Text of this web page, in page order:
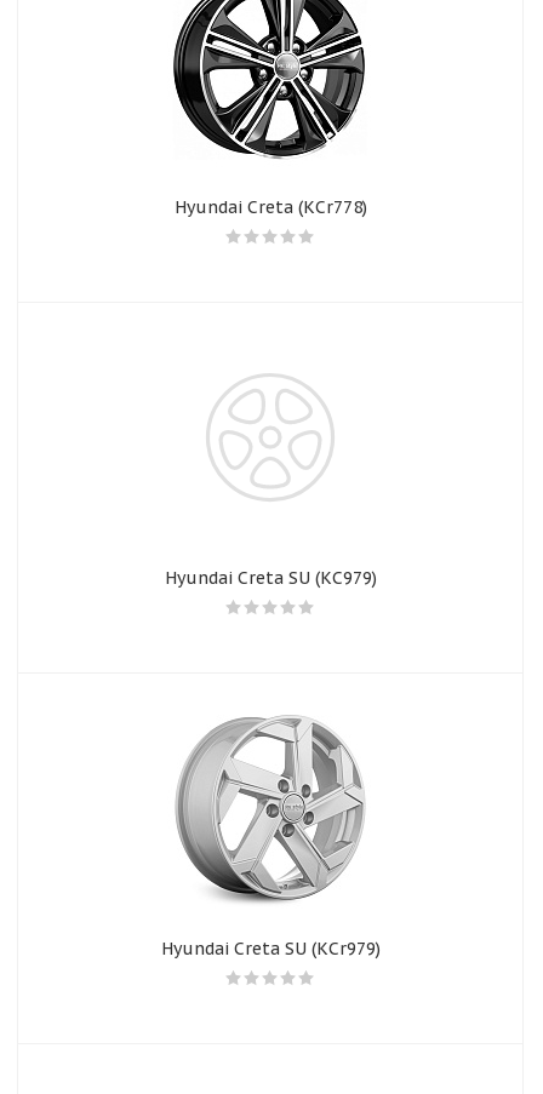
Hyundai Creta (КСr778)
Hyundai Creta SU (КС979)
Hyundai Creta SU (КСr979)